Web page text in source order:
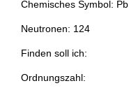
Chemisches Symbol: Pb
Neutronen: 124
Finden soll ich:
Ordnungszahl: